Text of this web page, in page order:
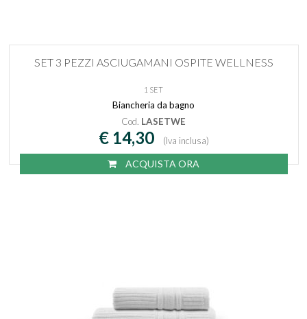
SET 3 PEZZI ASCIUGAMANI OSPITE WELLNESS
1 SET
Biancheria da bagno
Cod. LASETWE
€ 14,30 (Iva inclusa)
ACQUISTA ORA